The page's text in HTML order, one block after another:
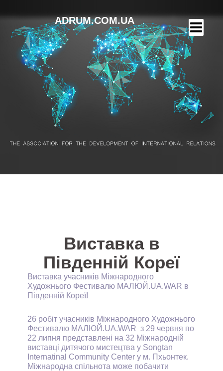
ADRUM.COM.UA
Виставка в
Південній Кореї
Виставка учасників Міжнародного
Художнього Фестивалю МАЛЮЙ.UA.WAR в
Південній Кореї!
26 робіт учасників Міжнародного Художнього
Фестивалю МАЛЮЙ.UA.WAR з 29 червня по
22 липня представлені на 32 Міжнародній
виставці дитячого мистецтва у Songtan
Internatinal Community Center у м. Пхьонтек.
Міжнародна спільнота може побачити